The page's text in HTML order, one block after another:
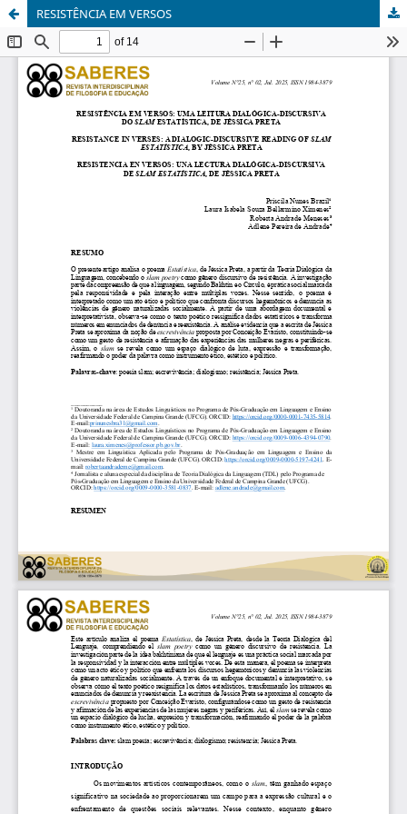
RESISTÊNCIA EM VERSOS